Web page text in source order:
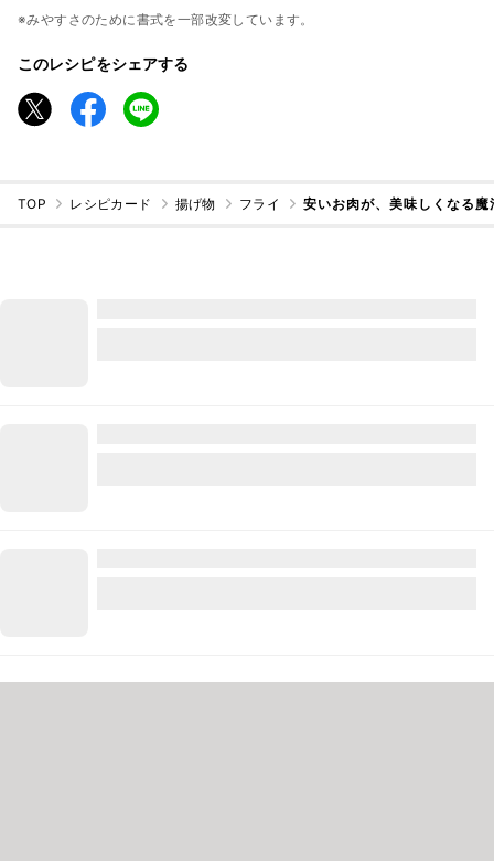
※みやすさのために書式を一部改変しています。
このレシピをシェアする
TOP レシピカード 揚げ物 フライ 安いお肉が、美味しくなる